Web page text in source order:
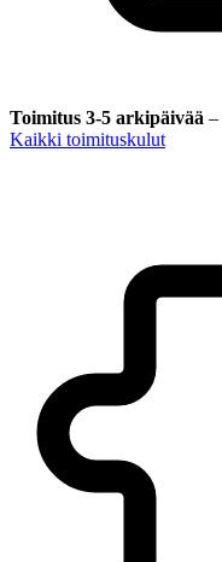
Toimitus 3-5 arkipäivää –
Kaikki toimituskulut